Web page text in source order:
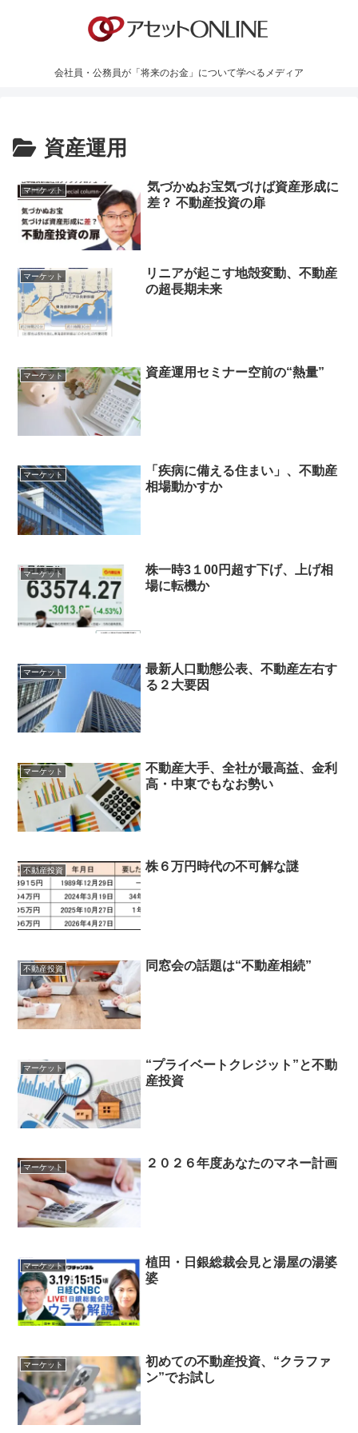
会社員・公務員が「将来のお金」について学べるメディア
資産運用
マーケット
気づかぬお宝気づけば資産形成に
差？ 不動産投資の扉
マーケット
リニアが起こす地殻変動、不動産
の超長期未来
マーケット 資産運用セミナー空前の“熱量”
マーケット
「疾病に備える住まい」、不動産
相場動かすか
マーケット
株一時3１00円超す下げ、上げ相
場に転機か
マーケット
最新人口動態公表、不動産左右す
る２大要因
マーケット
不動産大手、全社が最高益、金利
高・中東でもなお勢い
不動産投資 株６万円時代の不可解な謎
不動産投資 同窓会の話題は“不動産相続”
マーケット
“プライベートクレジット”と不動
産投資
マーケット ２０２６年度あなたのマネー計画
マーケット
植田・日銀総裁会見と湯屋の湯婆
婆
マーケット
初めての不動産投資、“クラファ
ン”でお試し